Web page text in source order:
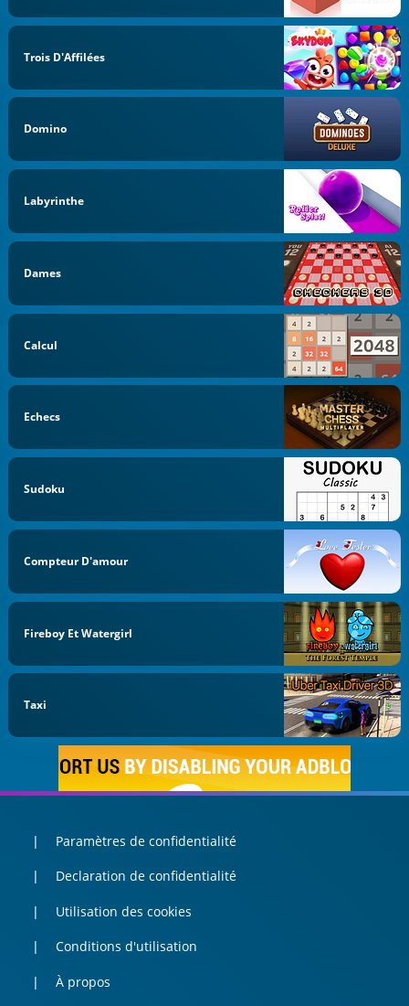
Trois D'Affilées
Domino
Labyrinthe
Dames
Calcul
Echecs
Sudoku
Compteur D'amour
Fireboy Et Watergirl
Taxi
Paramètres de confidentialité
Declaration de confidentialité
Utilisation des cookies
Conditions d'utilisation
À propos